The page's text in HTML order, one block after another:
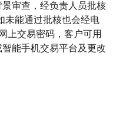
审查，经负责人员批核
未能通过批核也会经电
上交易密码，客户可用
能手机交易平台及更改